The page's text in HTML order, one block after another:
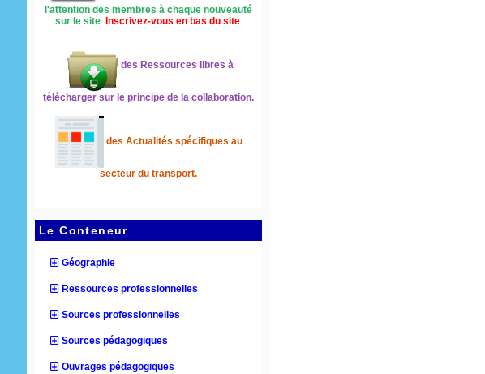
l'attention des membres à chaque nouveauté
sur le site. Inscrivez-vous en bas du site.
des Ressources libres à
télécharger sur le principe de la collaboration.
des Actualités spécifiques au
secteur du transport.
Le Conteneur
Géographie
Ressources professionnelles
Sources professionnelles
Sources pédagogiques
Ouvrages pédagogiques